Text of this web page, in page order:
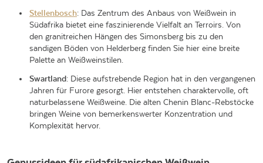
Stellenbosch: Das Zentrum des Anbaus von Weißwein in
Südafrika bietet eine faszinierende Vielfalt an Terroirs. Von
den granitreichen Hängen des Simonsberg bis zu den
sandigen Böden von Helderberg finden Sie hier eine breite
Palette an Weißweinstilen.
Swartland: Diese aufstrebende Region hat in den vergangenen
Jahren für Furore gesorgt. Hier entstehen charaktervolle, oft
naturbelassene Weißweine. Die alten Chenin Blanc-Rebstöcke
bringen Weine von bemerkenswerter Konzentration und
Komplexität hervor.